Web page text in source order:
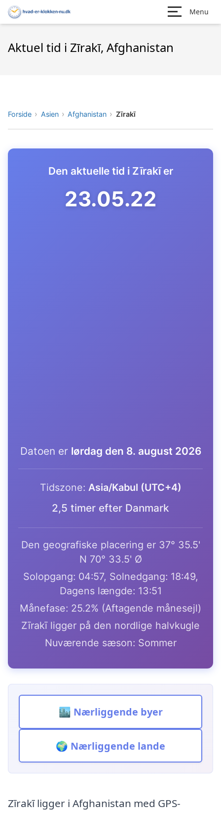
Menu
Aktuel tid i Zīrakī, Afghanistan
Forside Asien Afghanistan Zīrakī
Den aktuelle tid i Zīrakī er
23.05.23
Datoen er lørdag den 8. august 2026
Tidszone: Asia/Kabul (UTC+4)
2,5 timer efter Danmark
Den geografiske placering er 37° 35.5'
N 70° 33.5' Ø
Solopgang: 04:57, Solnedgang: 18:49,
Dagens længde: 13:51
Månefase: 25.2% (Aftagende månesejl)
Zīrakī ligger på den nordlige halvkugle
Nuværende sæson: Sommer
🏙️ Nærliggende byer
🌍 Nærliggende lande
Zīrakī ligger i Afghanistan med GPS-